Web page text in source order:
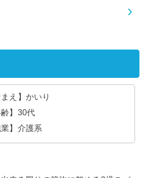
まえ】かいり
齢】30代
業】介護系